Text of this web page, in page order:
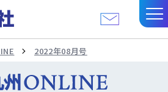
2022年08月号